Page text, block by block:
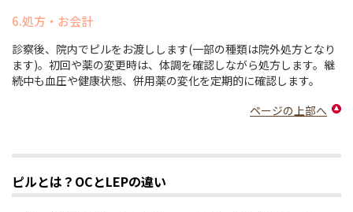
6.処方・お会計
診察後、院内でピルをお渡しします(一部の種類は院外処方となり
ます)。初回や薬の変更時は、体調を確認しながら処方します。継
続中も血圧や健康状態、併用薬の変化を定期的に確認します。
ページの上部へ
ピルとは？OCとLEPの違い